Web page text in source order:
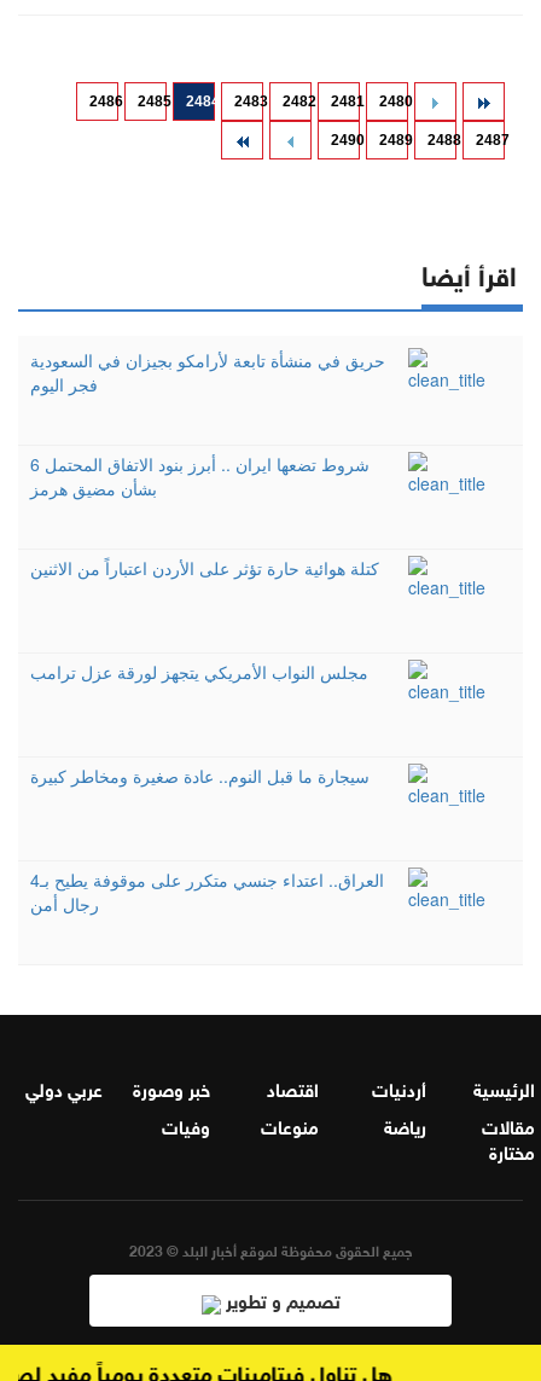
2480
2481
2482
2483
2484
2485
2486
2487
2488
2489
2490
اقرأ أيضا
حريق في منشأة تابعة لأرامكو بجيزان في السعودية
فجر اليوم
6 شروط تضعها ايران .. أبرز بنود الاتفاق المحتمل
بشأن مضيق هرمز
كتلة هوائية حارة تؤثر على الأردن اعتباراً من الاثنين
مجلس النواب الأمريكي يتجهز لورقة عزل ترامب
سيجارة ما قبل النوم.. عادة صغيرة ومخاطر كبيرة
العراق.. اعتداء جنسي متكرر على موقوفة يطيح بـ4
رجال أمن
هل تناول فيتامينات متعددة يومياً مفيد
الرئيسية أردنيات اقتصاد خبر وصورة
عربي دولي
مقالات
مختارة
رياضة منوعات وفيات
جميع الحقوق محفوظة لموقع أخبار البلد © 2023
تصميم و تطوير